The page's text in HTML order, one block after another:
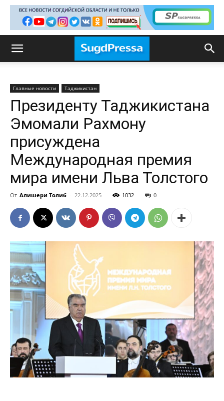
Главные новости Таджикистан
Президенту Таджикистана
Эмомали Рахмону
присуждена
Международная премия
мира имени Льва Толстого
От Алишери Толиб - 22.12.2025 1032 0